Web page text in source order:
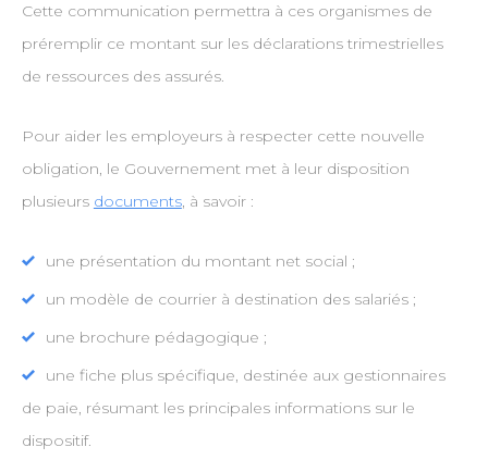
Cette communication permettra à ces organismes de
préremplir ce montant sur les déclarations trimestrielles
de ressources des assurés.
Pour aider les employeurs à respecter cette nouvelle
obligation, le Gouvernement met à leur disposition
plusieurs documents, à savoir :
une présentation du montant net social ;
un modèle de courrier à destination des salariés ;
une brochure pédagogique ;
une fiche plus spécifique, destinée aux gestionnaires
de paie, résumant les principales informations sur le
dispositif.